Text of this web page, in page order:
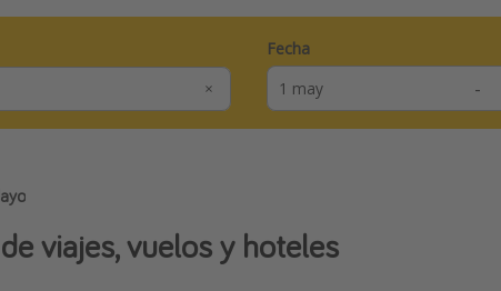
Fecha
-
viajes, vuelos y hoteles